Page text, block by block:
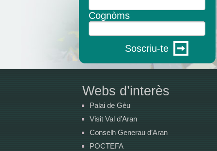
Cognòms
Soscriu-te
Webs d’interès
Palai de Gèu
Visit Val d’Aran
Conselh Generau d’Aran
POCTEFA